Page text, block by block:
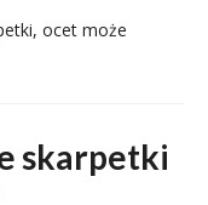
ocet może
skarpetki